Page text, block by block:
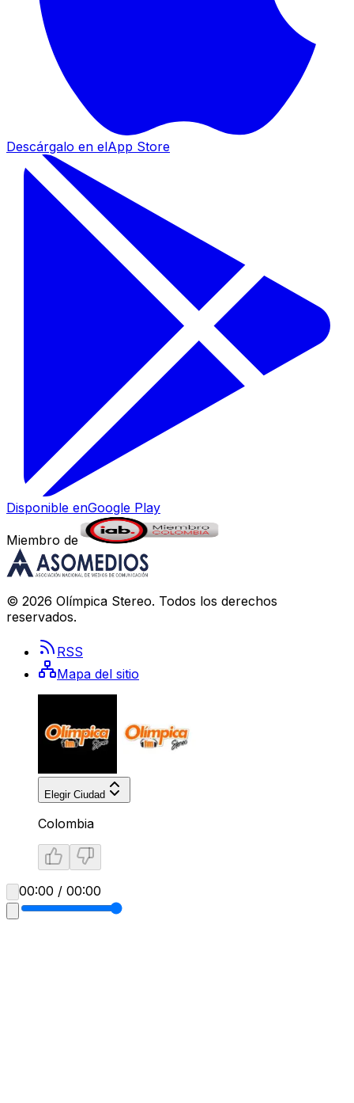
Descárgalo en elApp Store
Disponible enGoogle Play
Miembro de
© 2026 Olímpica Stereo. Todos los derechos
reservados.
RSS
Mapa del sitio
Elegir Ciudad
Colombia
00:00 / 00:00